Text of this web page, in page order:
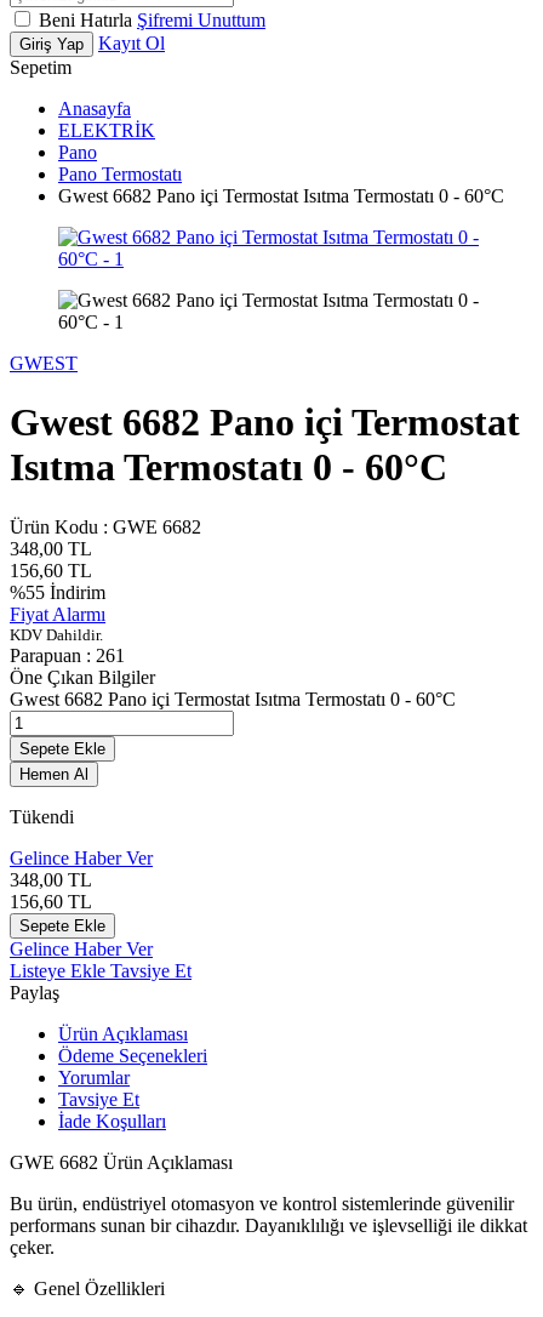
Beni Hatırla Şifremi Unuttum
Giriş Yap
Kayıt Ol
Sepetim
Anasayfa
ELEKTRİK
Pano
Pano Termostatı
Gwest 6682 Pano içi Termostat Isıtma Termostatı 0 - 60°C
GWEST
Gwest 6682 Pano içi Termostat
Isıtma Termostatı 0 - 60°C
Ürün Kodu : GWE 6682
348,00 TL
156,60 TL
%55 İndirim
Fiyat Alarmı
KDV Dahildir.
Parapuan : 261
Öne Çıkan Bilgiler
Gwest 6682 Pano içi Termostat Isıtma Termostatı 0 - 60°C
Sepete Ekle
Hemen Al
Tükendi
Gelince Haber Ver
348,00 TL
156,60 TL
Sepete Ekle
Gelince Haber Ver
Listeye Ekle Tavsiye Et
Paylaş
Ürün Açıklaması
Ödeme Seçenekleri
Yorumlar
Tavsiye Et
İade Koşulları
GWE 6682 Ürün Açıklaması
Bu ürün, endüstriyel otomasyon ve kontrol sistemlerinde güvenilir
performans sunan bir cihazdır. Dayanıklılığı ve işlevselliği ile dikkat
çeker.
🔹 Genel Özellikleri